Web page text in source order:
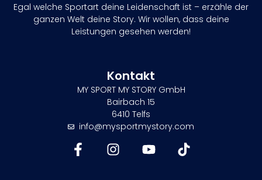
Egal welche Sportart deine Leidenschaft ist – erzähle der
ganzen Welt deine Story. Wir wollen, dass deine
Leistungen gesehen werden!
Kontakt
MY SPORT MY STORY GmbH
Bairbach 15
6410 Telfs
info@mysportmystory.com